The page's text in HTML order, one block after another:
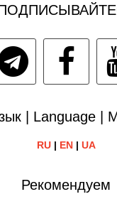
| Language |
RU| EN| UA
Рекомендуем